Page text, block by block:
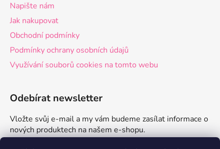
Napište nám
Jak nakupovat
Obchodní podmínky
Podmínky ochrany osobních údajů
Využívání souborů cookies na tomto webu
Odebírat newsletter
Vložte svůj e-mail a my vám budeme zasílat informace o
nových produktech na našem e-shopu.